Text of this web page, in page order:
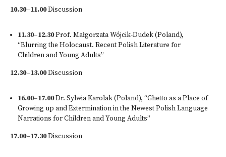
10.30–11.00Discussion
11.30–12.30Prof. Małgorzata Wójcik-Dudek (Poland),
“Blurring the Holocaust. Recent Polish Literature for
Children and Young Adults”
12.30–13.00Discussion
16.00–17.00Dr. Sylwia Karolak (Poland), “Ghetto as a Place of
Growing up and Extermination in the Newest Polish Language
Narrations for Children and Young Adults”
17.00–17.30Discussion